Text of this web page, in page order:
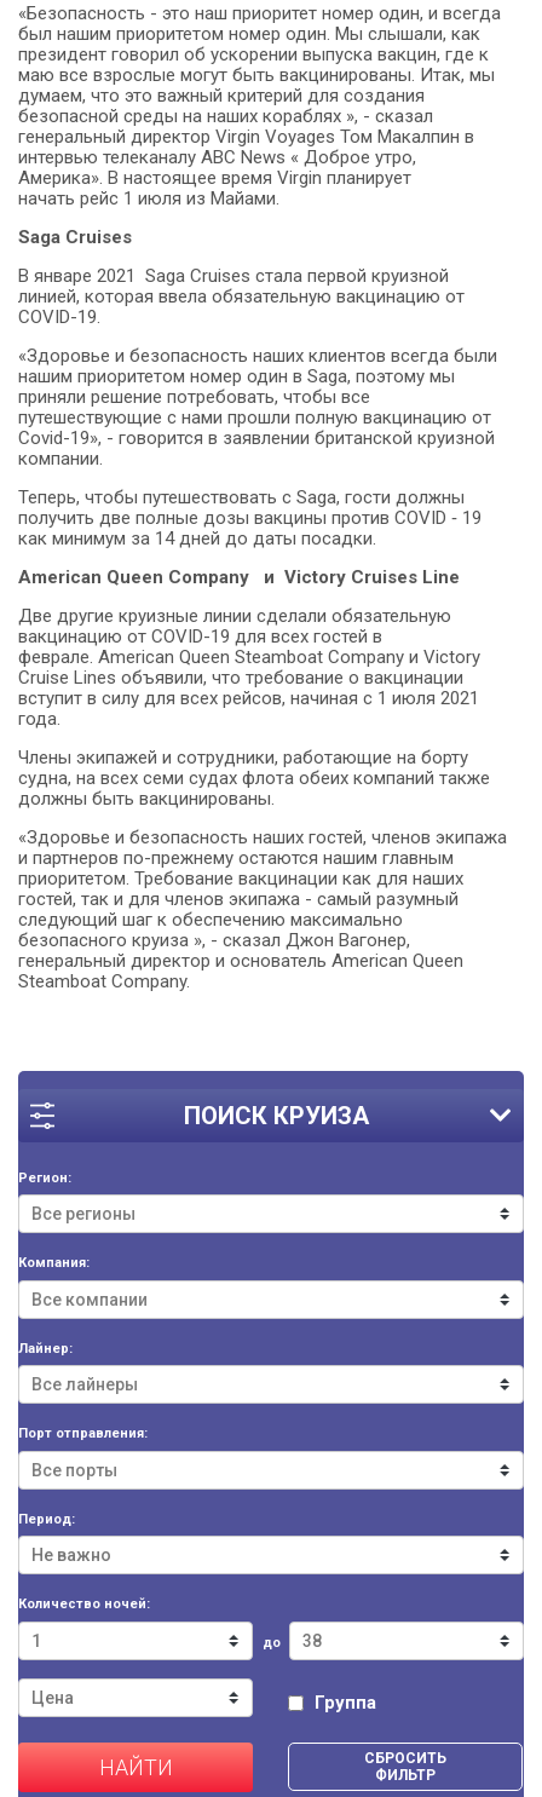
ПОИСК КРУИЗА
Регион:
Компания:
Лайнер:
Порт отправления:
Период:
Количество ночей:
до
Группа
НАЙТИ
СБРОСИТЬ
ФИЛЬТР
«Безопасность - это наш приоритет номер один, и всегда
был нашим приоритетом номер один. Мы слышали, как
президент говорил об ускорении выпуска вакцин, где к
маю все взрослые могут быть вакцинированы. Итак, мы
думаем, что это важный критерий для создания
безопасной среды на наших кораблях », - сказал
генеральный директор Virgin Voyages Том Макалпин в
интервью телеканалу ABC News « Доброе утро,
Америка». В настоящее время Virgin планирует
начать рейс 1 июля из Майами.
Saga Cruises
В январе 2021 Saga Cruises стала первой круизной
линией, которая ввела обязательную вакцинацию от
COVID-19.
«Здоровье и безопасность наших клиентов всегда были
нашим приоритетом номер один в Saga, поэтому мы
приняли решение потребовать, чтобы все
путешествующие с нами прошли полную вакцинацию от
Covid-19», - говорится в заявлении британской круизной
компании.
Теперь, чтобы путешествовать с Saga, гости должны
получить две полные дозы вакцины против COVID ‑ 19
как минимум за 14 дней до даты посадки.
American Queen Company и Victory Cruises Line
Две другие круизные линии сделали обязательную
вакцинацию от COVID-19 для всех гостей в
феврале. American Queen Steamboat Company и Victory
Cruise Lines объявили, что требование о вакцинации
вступит в силу для всех рейсов, начиная с 1 июля 2021
года.
Члены экипажей и сотрудники, работающие на борту
судна, на всех семи судах флота обеих компаний также
должны быть вакцинированы.
«Здоровье и безопасность наших гостей, членов экипажа
и партнеров по-прежнему остаются нашим главным
приоритетом. Требование вакцинации как для наших
гостей, так и для членов экипажа - самый разумный
следующий шаг к обеспечению максимально
безопасного круиза », - сказал Джон Вагонер,
генеральный директор и основатель American Queen
Steamboat Company.